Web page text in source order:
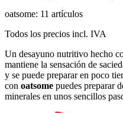
oatsome: 11 artículos
Todos los precios incl. IVA
Un desayuno nutritivo hecho
mantiene la sensación de
y se puede preparar en poco
con oatsome puedes preparar
minerales en unos sencillos